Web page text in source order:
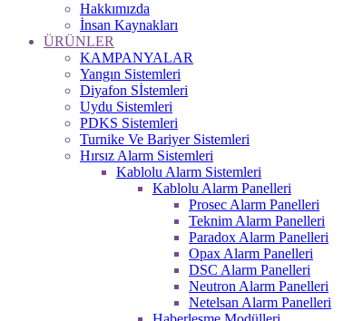
Hakkımızda
İnsan Kaynakları
ÜRÜNLER
KAMPANYALAR
Yangın Sistemleri
Diyafon Sİstemleri
Uydu Sistemleri
PDKS Sistemleri
Turnike Ve Bariyer Sistemleri
Hırsız Alarm Sistemleri
Kablolu Alarm Sistemleri
Kablolu Alarm Panelleri
Prosec Alarm Panelleri
Teknim Alarm Panelleri
Paradox Alarm Panelleri
Opax Alarm Panelleri
DSC Alarm Panelleri
Neutron Alarm Panelleri
Netelsan Alarm Panelleri